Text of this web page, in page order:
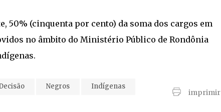
50% (cinquenta por cento) da soma dos cargos em
no âmbito do Ministério Público de Rondônia
Negros Indígenas
imprimir